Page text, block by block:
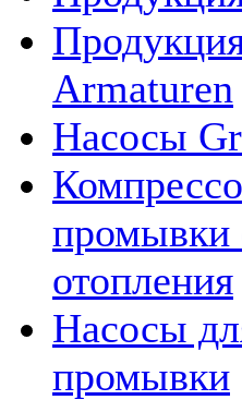
Armaturen
Насосы
промывки
отопления
Насосы
промывки